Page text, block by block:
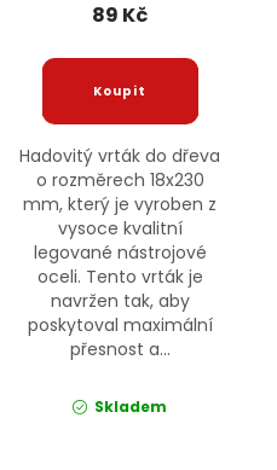
89 Kč
Hadovitý vrták do dřeva
o rozměrech 18x230
mm, který je vyroben z
vysoce kvalitní
legované nástrojové
oceli. Tento vrták je
navržen tak, aby
poskytoval maximální
přesnost a...
Skladem